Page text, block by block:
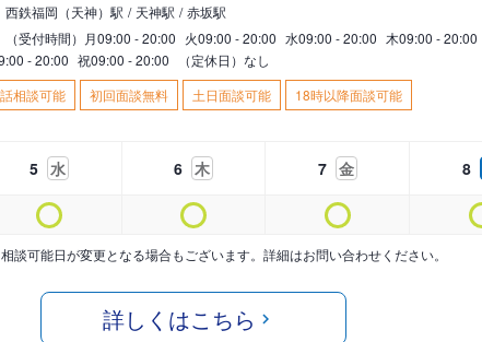
西鉄福岡（天神）駅
天神駅
赤坂駅
（受付時間） 月09:00 - 20:00 火09:00 - 20:00 水09:00 - 20:00 木09:00 - 20:00
- 20:00 祝09:00 - 20:00
（定休日）なし
相談可能
初回面談無料 土日面談可能 18時以降面談可能
5 水 6 木 7 金 8
談可能日が変更となる場合もございます。詳細はお問い合わせください。
詳しくはこちら